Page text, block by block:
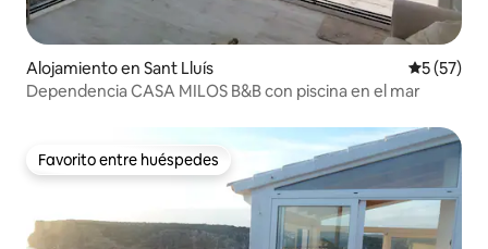
Alojamiento en Sant Lluís
5 (57)
Dependencia CASA MILOS B&B con piscina en el mar
Favorito entre huéspedes
Favorito entre huéspedes